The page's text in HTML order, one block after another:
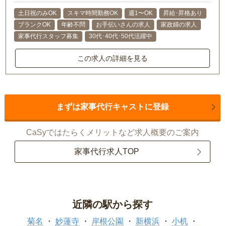
土日祝のみOK スキマ時間勤務OK 週1〜OK
昇給･昇格あり
ブランクOK
年齢不問 お手伝いさんの求人
家政婦の求人
家事代行スタッフ募集
30代･40代･50代活躍中
この求人の詳細を見る
まずは家事代行キャストに登録
CaSyではたらくメリットなど求人概要のご案内
家事代行求人TOP
近隣の駅から探す
菊名 妙蓮寺 岸根公園 新横浜
小机